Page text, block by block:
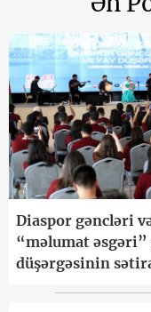
Diaspor gəncləri
“məlumat əsgəri”
düşərgəsinin